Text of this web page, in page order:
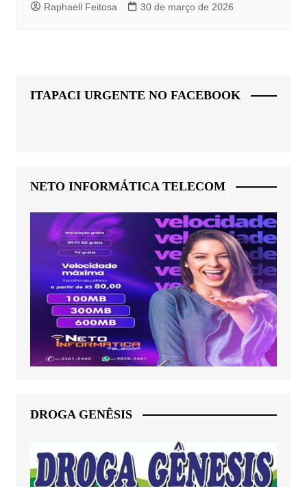
Raphaell Feitosa 30 de março de 2026
ITAPACI URGENTE NO FACEBOOK
NETO INFORMÁTICA TELECOM
DROGA GENÊSIS